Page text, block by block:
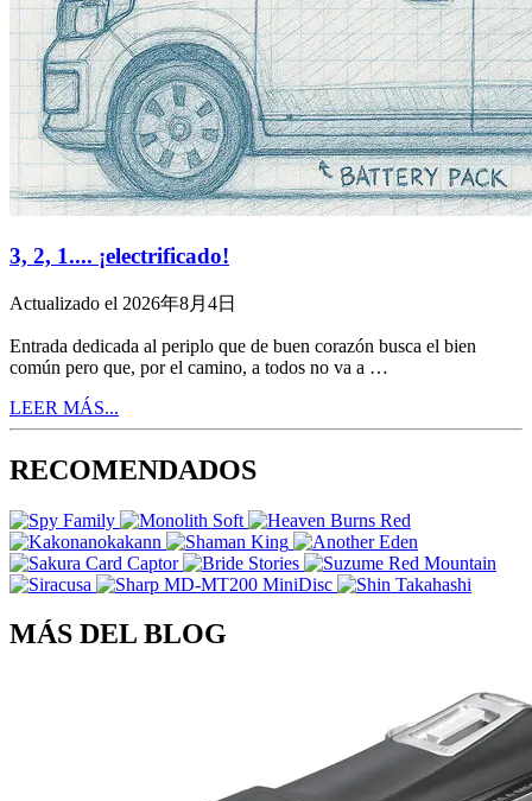
3, 2, 1.... ¡electrificado!
Actualizado el 2026年8月4日
Entrada dedicada al periplo que de buen corazón busca el bien
común pero que, por el camino, a todos no va a …
LEER MÁS...
RECOMENDADOS
MÁS DEL BLOG